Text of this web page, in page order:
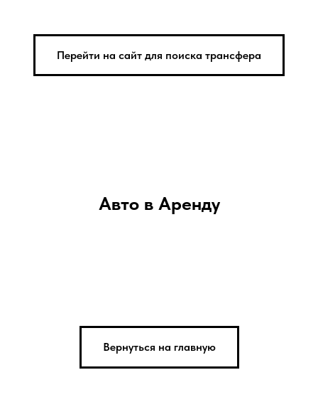
Перейти на сайт для поиска трансфера
Авто в Аренду
Вернуться на главную